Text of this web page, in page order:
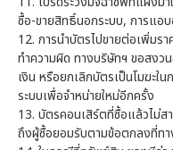
ซื้อ-ขายสิทธิ์นอกระบบ, การแอ
12. การนำบัตรไปขายต่อเพิ่มร
ทำความผิด ทางบริษัทฯ ขอสงว
เงิน หรือยกเลิกบัตรเป็นโมฆะใ
ระบบเพื่อจำหน่ายใหม่อีกครั้ง
13. บัตรคอนเสิร์ตที่ซื้อแล้วไม่ส
ถึงผู้ซื้อยอมรับตามข้อตกลงที่ทา